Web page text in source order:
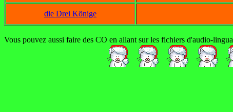
die Drei Könige
Vous pouvez aussi faire des CO en allant sur les fichiers d'audio-lingua